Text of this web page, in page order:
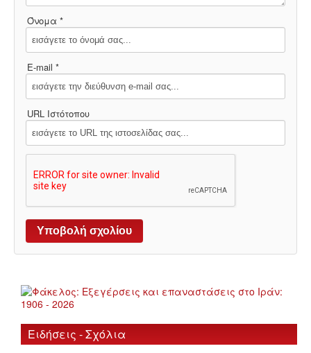
Όνομα *
E-mail *
URL Ιστότοπου
Ειδήσεις - Σχόλια